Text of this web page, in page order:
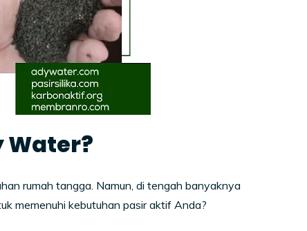
Water?
rumah tangga. Namun, di tengah banyaknya
memenuhi kebutuhan pasir aktif Anda?